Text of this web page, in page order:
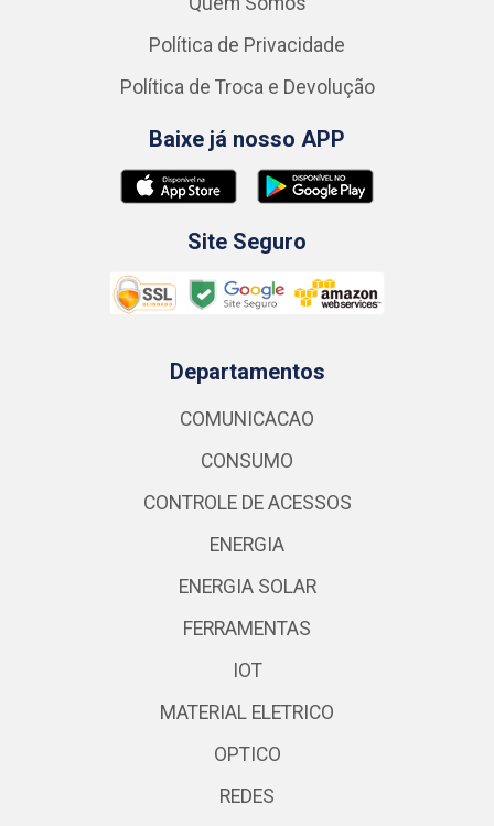
Política de Privacidade
Política de Troca e Devolução
Baixe já nosso APP
Site Seguro
Departamentos
COMUNICACAO
CONSUMO
CONTROLE DE ACESSOS
ENERGIA
ENERGIA SOLAR
FERRAMENTAS
IOT
MATERIAL ELETRICO
OPTICO
REDES